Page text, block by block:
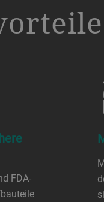
FDA-